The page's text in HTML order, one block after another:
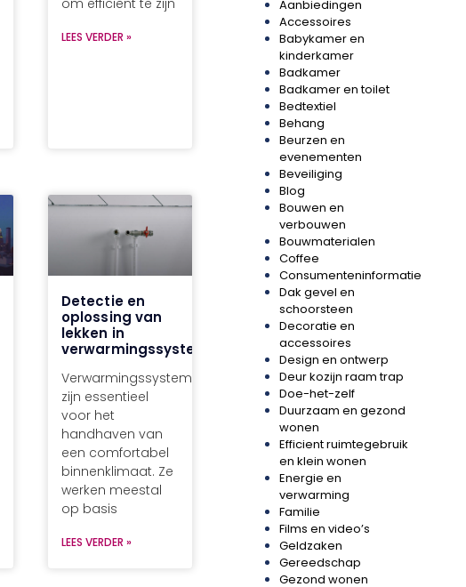
LEES VERDER »
Detectie en
oplossing van
lekken in
verwarmingssystemen
Verwarmingssystemen
zijn essentieel
voor het
handhaven van
een comfortabel
binnenklimaat. Ze
werken meestal
op basis
LEES VERDER »
Aanbiedingen
Accessoires
Babykamer en
kinderkamer
Badkamer
Badkamer en toilet
Bedtextiel
Behang
Beurzen en
evenementen
Beveiliging
Blog
Bouwen en
verbouwen
Bouwmaterialen
Coffee
Consumenteninformatie
Dak gevel en
schoorsteen
Decoratie en
accessoires
Design en ontwerp
Deur kozijn raam trap
Doe-het-zelf
Duurzaam en gezond
wonen
Efficient ruimtegebruik
en klein wonen
Energie en
verwarming
Familie
Films en video’s
Geldzaken
Gereedschap
Gezond wonen